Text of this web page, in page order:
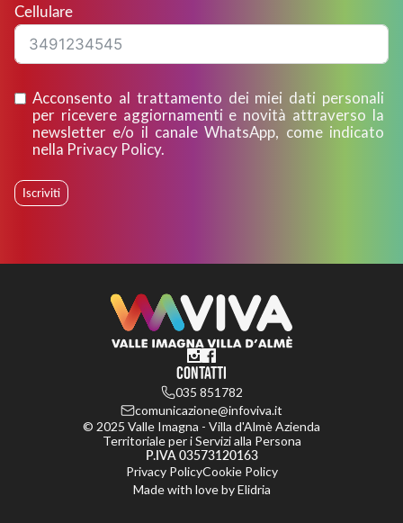
Cellulare
Acconsento al trattamento dei miei dati personali
per ricevere aggiornamenti e novità attraverso la
newsletter e/o il canale WhatsApp, come indicato
nella Privacy Policy.
Iscriviti
Contatti
035 851782
comunicazione@infoviva.it
© 2025 Valle Imagna - Villa d'Almè Azienda
Territoriale per i Servizi alla Persona
P.IVA 03573120163
Privacy PolicyCookie Policy
Made with love byElidria